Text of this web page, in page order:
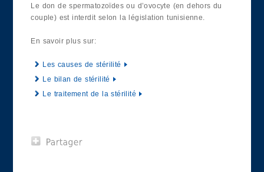
Le don de spermatozoïdes ou d’ovocyte (en dehors du
couple) est interdit selon la législation tunisienne.
En savoir plus sur:
Les causes de stérilité
Le bilan de stérilité
Le traitement de la stérilité